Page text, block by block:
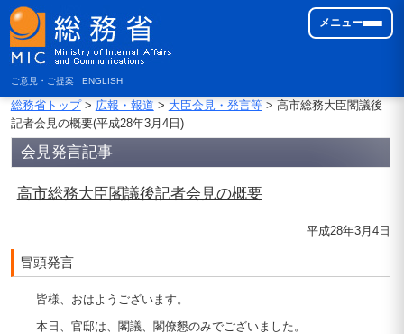
ご意見・ご提案 ENGLISH
メニュー
総務省トップ> 広報・報道 > 大臣会見・発言等> 高市総務大臣閣議後
記者会見の概要(平成28年3月4日)
会見発言記事
高市総務大臣閣議後記者会見の概要
平成28年3月4日
冒頭発言
皆様、おはようございます。
本日、官邸は、閣議、閣僚懇のみでございました。